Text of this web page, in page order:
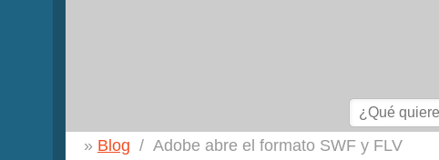
Blog Adobe abre el formato SWF y FLV